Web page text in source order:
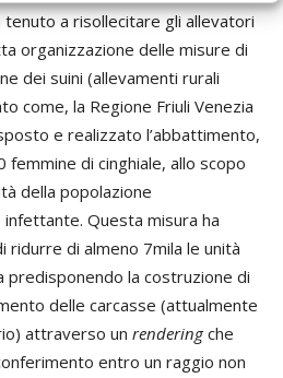
tenuto a risollecitare gli allevatori
organizzazione delle misure di
dei suini (allevamenti rurali
come, la Regione Friuli Venezia
e realizzato l’abbattimento,
di cinghiale, allo scopo
della popolazione
Questa misura ha
di almeno 7mila le unità
predisponendo la costruzione di
delle carcasse (attualmente
attraverso un renderingche
entro un raggio non